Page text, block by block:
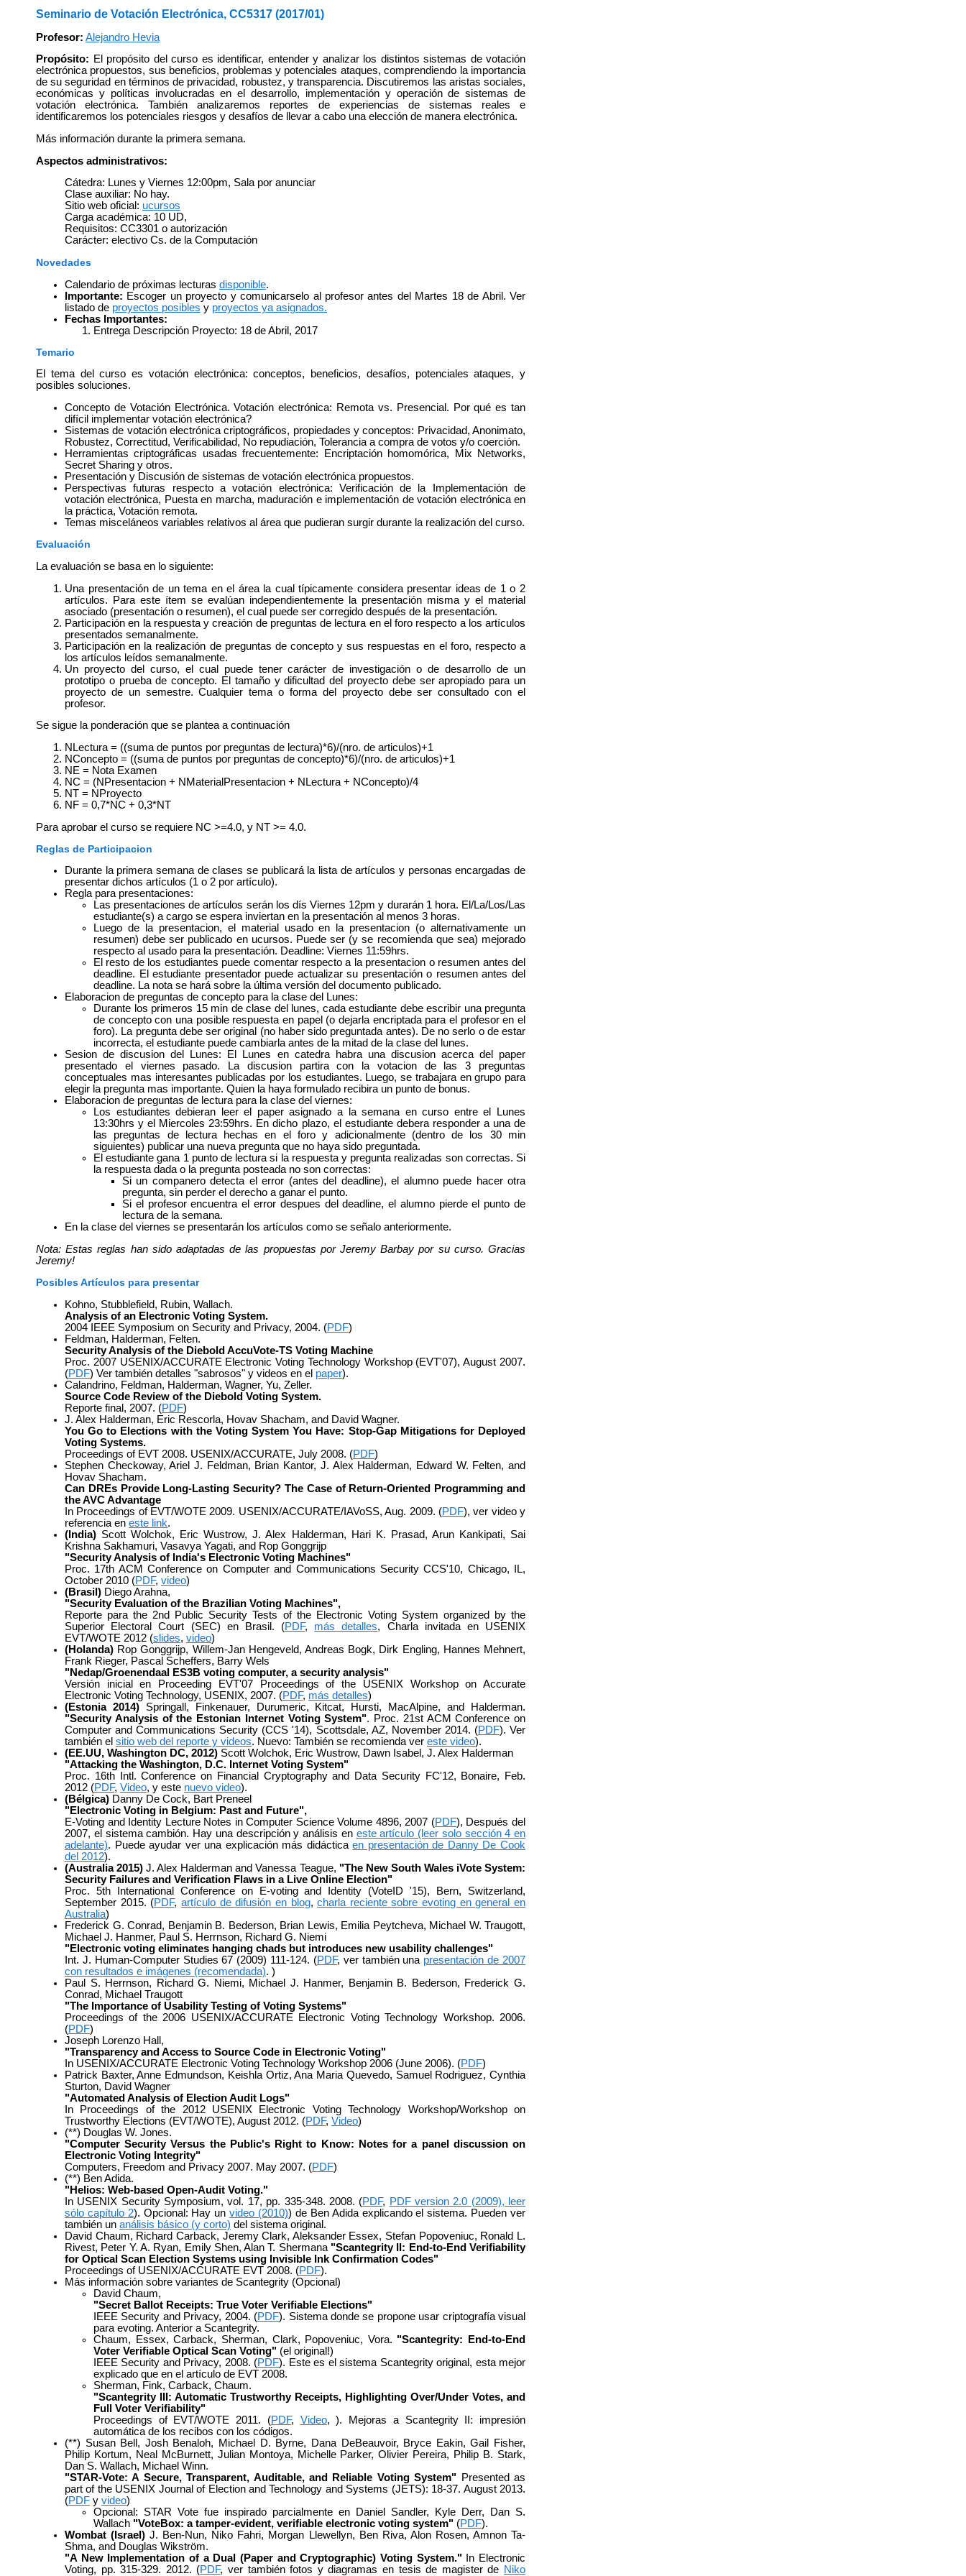
Seminario de Votación Electrónica, CC5317 (2017/01)
Profesor: Alejandro Hevia
Propósito: El propósito del curso es identificar, entender y analizar los distintos sistemas de votación
electrónica propuestos, sus beneficios, problemas y potenciales ataques, comprendiendo la importancia
de su seguridad en términos de privacidad, robustez, y transparencia. Discutiremos las aristas sociales,
económicas y políticas involucradas en el desarrollo, implementación y operación de sistemas de
votación electrónica. También analizaremos reportes de experiencias de sistemas reales e
identificaremos los potenciales riesgos y desafíos de llevar a cabo una elección de manera electrónica.
Más información durante la primera semana.
Aspectos administrativos:
Cátedra: Lunes y Viernes 12:00pm, Sala por anunciar
Clase auxiliar: No hay.
Sitio web oficial: ucursos
Carga académica: 10 UD,
Requisitos: CC3301 o autorización
Carácter: electivo Cs. de la Computación
Novedades
Calendario de próximas lecturas disponible.
Importante: Escoger un proyecto y comunicarselo al profesor antes del Martes 18 de Abril. Ver
listado de proyectos posibles y proyectos ya asignados.
Fechas Importantes:
Entrega Descripción Proyecto: 18 de Abril, 2017
Temario
El tema del curso es votación electrónica: conceptos, beneficios, desafíos, potenciales ataques, y
posibles soluciones.
Concepto de Votación Electrónica. Votación electrónica: Remota vs. Presencial. Por qué es tan
difícil implementar votación electrónica?
Sistemas de votación electrónica criptográficos, propiedades y conceptos: Privacidad, Anonimato,
Robustez, Correctitud, Verificabilidad, No repudiación, Tolerancia a compra de votos y/o coerción.
Herramientas criptográficas usadas frecuentemente: Encriptación homomórica, Mix Networks,
Secret Sharing y otros.
Presentación y Discusión de sistemas de votación electrónica propuestos.
Perspectivas futuras respecto a votación electrónica: Verificación de la Implementación de
votación electrónica, Puesta en marcha, maduración e implementación de votación electrónica en
la práctica, Votación remota.
Temas misceláneos variables relativos al área que pudieran surgir durante la realización del curso.
Evaluación
La evaluación se basa en lo siguiente:
Una presentación de un tema en el área la cual típicamente considera presentar ideas de 1 o 2
artículos.
Para este ítem se evalúan independientemente la presentación misma y el material
asociado (presentación o resumen), el cual puede ser corregido después de la presentación.
Participación en la respuesta y creación de preguntas de lectura en el foro respecto a los artículos
presentados semanalmente.
Participación en la realización de preguntas de concepto y sus respuestas en el foro, respecto a
los artículos leídos semanalmente.
Un proyecto del curso, el cual puede tener carácter de investigación o de desarrollo de un
prototipo o prueba de concepto. El tamaño y dificultad del proyecto debe ser apropiado para un
proyecto de un semestre. Cualquier tema o forma del proyecto debe ser consultado con el
profesor.
Se sigue la ponderación que se plantea a continuación
NLectura = ((suma de puntos por preguntas de lectura)*6)/(nro. de articulos)+1
NConcepto = ((suma de puntos por preguntas de concepto)*6)/(nro. de articulos)+1
NE = Nota Examen
NC = (NPresentacion + NMaterialPresentacion + NLectura + NConcepto)/4
NT = NProyecto
NF = 0,7*NC + 0,3*NT
Para aprobar el curso se requiere NC >=4.0, y NT >= 4.0.
Reglas de Participacion
Durante la primera semana de clases se publicará la lista de artículos y personas encargadas de
presentar dichos artículos (1 o 2 por artículo).
Regla para presentaciones:
Las presentaciones de artículos serán los dís Viernes 12pm y durarán 1 hora. El/La/Los/Las
estudiante(s) a cargo se espera inviertan en la presentación al menos 3 horas.
Luego de la presentacion, el material usado en la presentacion (o alternativamente un
resumen) debe ser publicado en ucursos. Puede ser (y se recomienda que sea) mejorado
respecto al usado para la presentación. Deadline: Viernes 11:59hrs.
El resto de los estudiantes puede comentar respecto a la presentacion o resumen antes del
deadline. El estudiante presentador puede actualizar su presentación o resumen antes del
deadline. La nota se hará sobre la última versión del documento publicado.
Elaboracion de preguntas de concepto para la clase del Lunes:
Durante los primeros 15 min de clase del lunes, cada estudiante debe escribir una pregunta
de concepto con una posible respuesta en papel (o dejarla encriptada para el profesor en el
foro). La pregunta debe ser original (no haber sido preguntada antes). De no serlo o de estar
incorrecta, el estudiante puede cambiarla antes de la mitad de la clase del lunes.
Sesion de discusion del Lunes: El Lunes en catedra habra una discusion acerca del paper
presentado el viernes pasado. La discusion partira con la votacion de las 3 preguntas
conceptuales mas interesantes publicadas por los estudiantes. Luego, se trabajara en grupo para
elegir la pregunta mas importante. Quien la haya formulado recibira un punto de bonus.
Elaboracion de preguntas de lectura para la clase del viernes:
Los estudiantes debieran leer el paper asignado a la semana en curso entre el Lunes
13:30hrs y el Miercoles 23:59hrs. En dicho plazo, el estudiante debera responder a una de
las preguntas de lectura hechas en el foro y adicionalmente (dentro de los 30 min
siguientes) publicar una nueva pregunta que no haya sido preguntada.
El estudiante gana 1 punto de lectura si la respuesta y pregunta realizadas son correctas. Si
la respuesta dada o la pregunta posteada no son correctas:
Si un companero detecta el error (antes del deadline), el alumno puede hacer otra
pregunta, sin perder el derecho a ganar el punto.
Si el profesor encuentra el error despues del deadline, el alumno pierde el punto de
lectura de la semana.
En la clase del viernes se presentarán los artículos como se señalo anteriormente.
Nota: Estas reglas han sido adaptadas de las propuestas por Jeremy Barbay por su curso. Gracias
Jeremy!
Posibles Artículos para presentar
Kohno, Stubblefield, Rubin, Wallach.
Analysis of an Electronic Voting System.
2004 IEEE Symposium on Security and Privacy, 2004. (PDF)
Feldman, Halderman, Felten.
Security Analysis of the Diebold AccuVote-TS Voting Machine
Proc. 2007 USENIX/ACCURATE Electronic Voting Technology Workshop (EVT'07), August 2007.
(PDF) Ver también detalles "sabrosos" y videos en el paper).
Calandrino, Feldman, Halderman, Wagner, Yu, Zeller.
Source Code Review of the Diebold Voting System.
Reporte final, 2007. (PDF)
J. Alex Halderman, Eric Rescorla, Hovav Shacham, and David Wagner.
You Go to Elections with the Voting System You Have: Stop-Gap Mitigations for Deployed
Voting Systems.
Proceedings of EVT 2008. USENIX/ACCURATE, July 2008. (PDF)
Stephen Checkoway, Ariel J. Feldman, Brian Kantor, J. Alex Halderman, Edward W. Felten, and
Hovav Shacham.
Can DREs Provide Long-Lasting Security? The Case of Return-Oriented Programming and
the AVC Advantage
In Proceedings of EVT/WOTE 2009. USENIX/ACCURATE/IAVoSS, Aug. 2009. (PDF), ver video y
referencia en este link.
(India) Scott Wolchok, Eric Wustrow, J. Alex Halderman, Hari K. Prasad, Arun Kankipati, Sai
Krishna Sakhamuri, Vasavya Yagati, and Rop Gonggrijp
"Security Analysis of India's Electronic Voting Machines"
Proc. 17th ACM Conference on Computer and Communications Security CCS'10, Chicago, IL,
October 2010 (PDF, video)
(Brasil) Diego Arahna,
"Security Evaluation of the Brazilian Voting Machines",
Reporte para the 2nd Public Security Tests of the Electronic Voting System organized by the
Superior Electoral Court (SEC) en Brasil. (PDF, más detalles, Charla invitada en USENIX
EVT/WOTE 2012 (slides, video)
(Holanda) Rop Gonggrijp, Willem-Jan Hengeveld, Andreas Bogk, Dirk Engling, Hannes Mehnert,
Frank Rieger, Pascal Scheffers, Barry Wels
"Nedap/Groenendaal ES3B voting computer, a security analysis"
Versión inicial en Proceeding EVT'07 Proceedings of the USENIX Workshop on Accurate
Electronic Voting Technology, USENIX, 2007. (PDF, más detalles)
(Estonia 2014)Springall, Finkenauer, Durumeric, Kitcat, Hursti, MacAlpine, and Halderman.
"Security Analysis of the Estonian Internet Voting System". Proc. 21st ACM Conference on
Computer and Communications Security (CCS '14), Scottsdale, AZ, November 2014. (PDF). Ver
también el sitio web del reporte y videos. Nuevo: También se recomienda ver este video).
(EE.UU, Washington DC, 2012) Scott Wolchok, Eric Wustrow, Dawn Isabel, J. Alex Halderman
"Attacking the Washington, D.C. Internet Voting System"
Proc. 16th Intl. Conference on Financial Cryptography and Data Security FC'12, Bonaire, Feb.
2012 (PDF, Video, y este nuevo video).
(Bélgica) Danny De Cock, Bart Preneel
"Electronic Voting in Belgium: Past and Future",
E-Voting and Identity Lecture Notes in Computer Science Volume 4896, 2007 (PDF), Después del
2007, el sistema cambión. Hay una descripción y análisis en este artículo (leer solo sección 4 en
adelante). Puede ayudar ver una explicación más didácticaen presentación de Danny De Cook
del 2012).
(Australia 2015) J. Alex Halderman and Vanessa Teague, "The New South Wales iVote System:
Security Failures and Verification Flaws in a Live Online Election"
Proc. 5th International Conference on E-voting and Identity (VoteID '15), Bern, Switzerland,
September 2015. (PDF, artículo de difusión en blog,charla reciente sobre evoting en general en
Australia)
Frederick G. Conrad, Benjamin B. Bederson, Brian Lewis, Emilia Peytcheva, Michael W. Traugott,
Michael J. Hanmer, Paul S. Herrnson, Richard G. Niemi
"Electronic voting eliminates hanging chads but introduces new usability challenges"
Int. J. Human-Computer Studies 67 (2009) 111-124. (PDF, ver también una presentación de 2007
con resultados e imágenes (recomendada). )
Paul S. Herrnson, Richard G. Niemi, Michael J. Hanmer, Benjamin B. Bederson, Frederick G.
Conrad, Michael Traugott
"The Importance of Usability Testing of Voting Systems"
Proceedings of the 2006 USENIX/ACCURATE Electronic Voting Technology Workshop. 2006.
(PDF)
Joseph Lorenzo Hall,
"Transparency and Access to Source Code in Electronic Voting"
In USENIX/ACCURATE Electronic Voting Technology Workshop 2006 (June 2006). (PDF)
Patrick Baxter, Anne Edmundson, Keishla Ortiz, Ana Maria Quevedo, Samuel Rodriguez, Cynthia
Sturton, David Wagner
"Automated Analysis of Election Audit Logs"
In Proceedings of the 2012 USENIX Electronic Voting Technology Workshop/Workshop on
Trustworthy Elections (EVT/WOTE), August 2012. (PDF, Video)
(**) Douglas W. Jones.
"Computer Security Versus the Public's Right to Know: Notes for a panel discussion on
Electronic Voting Integrity"
Computers, Freedom and Privacy 2007. May 2007. (PDF)
(**) Ben Adida.
"Helios: Web-based Open-Audit Voting."
In USENIX Security Symposium, vol. 17, pp. 335-348. 2008. (PDF, PDF version 2.0 (2009), leer
sólo capítulo 2). Opcional: Hay unvideo (2010)) de Ben Adida explicando el sistema. Pueden ver
también un análisis básico (y corto) del sistema original.
David Chaum, Richard Carback, Jeremy Clark, Aleksander Essex, Stefan Popoveniuc, Ronald L.
Rivest, Peter Y. A. Ryan, Emily Shen, Alan T. Shermana "Scantegrity II: End-to-End Verifiability
for Optical Scan Election Systems using Invisible Ink Confirmation Codes"
Proceedings of USENIX/ACCURATE EVT 2008. (PDF).
Más información sobre variantes de Scantegrity (Opcional)
David Chaum,
"Secret Ballot Receipts: True Voter Verifiable Elections"
IEEE Security and Privacy, 2004. (PDF). Sistema donde se propone usar criptografía visual
para evoting. Anterior a Scantegrity.
Chaum, Essex, Carback, Sherman, Clark, Popoveniuc, Vora. "Scantegrity: End-to-End
Voter Verifiable Optical Scan Voting" (el original!)
IEEE Security and Privacy, 2008. (PDF). Este es el sistema Scantegrity original, esta mejor
explicado que en el artículo de EVT 2008.
Sherman, Fink, Carback, Chaum.
"Scantegrity III: Automatic Trustworthy Receipts, Highlighting Over/Under Votes, and
Full Voter Verifiability"
Proceedings of EVT/WOTE 2011. (PDF, Video, ). Mejoras a Scantegrity II: impresión
automática de los recibos con los códigos.
(**) Susan Bell, Josh Benaloh, Michael D. Byrne, Dana DeBeauvoir, Bryce Eakin, Gail Fisher,
Philip Kortum, Neal McBurnett, Julian Montoya, Michelle Parker, Olivier Pereira, Philip B. Stark,
Dan S. Wallach, Michael Winn.
"STAR-Vote: A Secure, Transparent, Auditable, and Reliable Voting System" Presented as
part of the USENIX Journal of Election and Technology and Systems (JETS): 18-37. August 2013.
(PDF y video)
Opcional: STAR Vote fue inspirado parcialmente en Daniel Sandler, Kyle Derr, Dan S.
Wallach "VoteBox: a tamper-evident, verifiable electronic voting system" (PDF).
Wombat (Israel) J. Ben-Nun, Niko Fahri, Morgan Llewellyn, Ben Riva, Alon Rosen, Amnon Ta-
Shma, and Douglas Wikström.
"A New Implementation of a Dual (Paper and Cryptographic) Voting System."In Electronic
Voting, pp. 315-329. 2012. (PDF, ver también fotos y diagramas en tesis de magister de Niko